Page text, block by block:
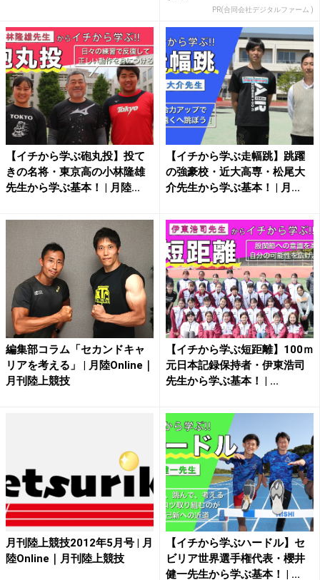
PR(合同会社デジタルファーム )
【イチから学ぶ砲丸投】投て
きの名将・東京高の小林隆雄
先生から学ぶ基本！ | 月陸...
【イチから学ぶ走幅跳】跳躍
の強豪校・近大高専・松尾大
介先生から学ぶ基本！ | 月...
編集部コラム「セカンドキャ
リアを考える」 | 月陸Online｜
月刊陸上競技
【イチから学ぶ短距離】100ｍ
元日本記録保持者・伊東浩司
先生から学ぶ基本！ | ...
月刊陸上競技2012年5月号 | 月
陸Online｜月刊陸上競技
【イチから学ぶハードル】セ
ビリア世界選手権代表・櫻井
健一先生から学ぶ基本！ | ...